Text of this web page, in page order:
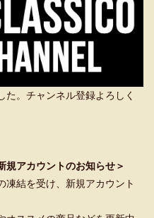
た。チャンネル登録よろしく
規アカウントのお知らせ＞
凍結を受け、新規アカウント